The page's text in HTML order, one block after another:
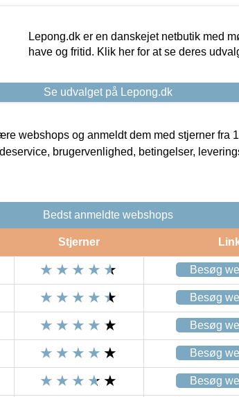
Lepong.dk er en danskejet netbutik med
have og fritid. Klik her for at se deres
Se udvalget på Lepong.dk
webshops og anmeldt dem med stjerner fra
brugervenlighed, betingelser,
Bedst anmeldte webshops
Stjerner
Besøg
Besøg
Besøg
Besøg
Besøg